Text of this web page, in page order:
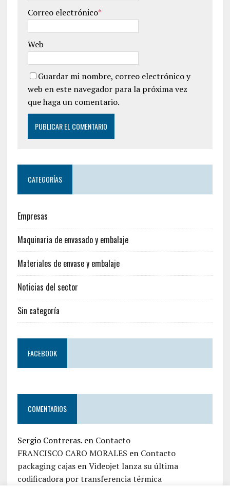
Correo electrónico*
Web
Guardar mi nombre, correo electrónico y
web en este navegador para la próxima vez
que haga un comentario.
CATEGORÍAS
Empresas
Maquinaria de envasado y embalaje
Materiales de envase y embalaje
Noticias del sector
Sin categoría
FACEBOOK
COMENTARIOS
Sergio Contreras.en Contacto
FRANCISCO CARO MORALES en Contacto
packaging cajasenVideojet lanza su última
codificadora por transferencia térmica